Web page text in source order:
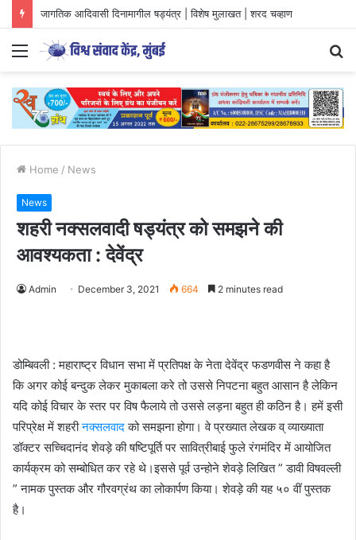
जागतिक आदिवासी दिनामागील षड्यंत्र | विशेष मुलाखत | शरद चव्हाण
Menu
Home / News
News
शहरी नक्सलवादी षड्यंत्र को समझने की
आवश्यकता : देवेंद्र
Admin December 3, 2021 664 2 minutes read
डोम्बिवली : महाराष्ट्र विधान सभा में प्रतिपक्ष के नेता देवेंद्र फडणवीस ने कहा है
कि अगर कोई बन्दुक लेकर मुकाबला करे तो उससे निपटना बहुत आसान है लेकिन
यदि कोई विचार के स्तर पर विष फैलाये तो उससे लड़ना बहुत ही कठिन है। हमें इसी
परिप्रेक्ष में शहरीनक्सलवादको समझना होगा। वे प्रख्यात लेखक व् व्याख्याता
डॉक्टर सच्चिदानंद शेवड़े की षष्टिपूर्ति पर सावित्रीबाई फुले रंगमंदिर में आयोजित
कार्यक्रम को सम्बोधित कर रहे थे।इससे पूर्व उन्होने शेवड़े लिखित ” डावी विषवल्ली
” नामक पुस्तक और गौरवग्रंथ का लोकार्पण किया। शेवड़े की यह ५० वीं पुस्तक
है।